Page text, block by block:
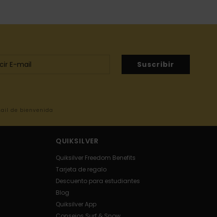
Suscribir
de bienvenida
QUIKSILVER
Quiksilver Freedom Benefits
Tarjeta de regalo
Descuento para estudiantes
Blog
Quiksilver App